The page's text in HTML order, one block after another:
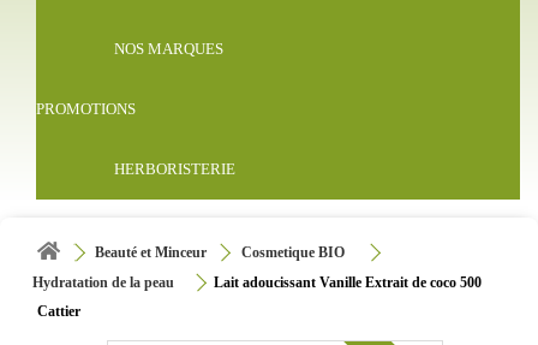
NOS MARQUES
PROMOTIONS
HERBORISTERIE
Beauté et Minceur
Cosmetique BIO
Hydratation de la peau
Lait adoucissant Vanille Extrait de coco 500
Cattier